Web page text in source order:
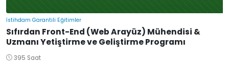
İstihdam Garantili Eğitimler
Sıfırdan Front-End (Web Arayüz) Mühendisi &
Uzmanı Yetiştirme ve Geliştirme Programı
395 Saat